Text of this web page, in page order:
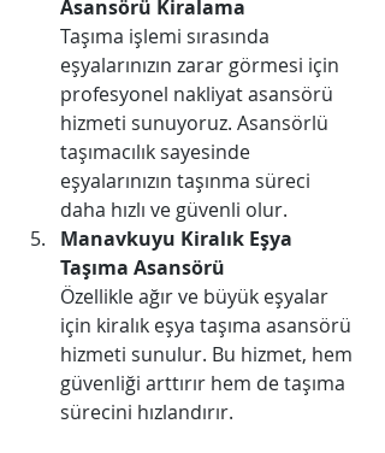
Asansörü Kiralama
Taşıma işlemi sırasında
eşyalarınızın zarar görmesi için
profesyonel nakliyat asansörü
hizmeti sunuyoruz. Asansörlü
taşımacılık sayesinde
eşyalarınızın taşınma süreci
daha hızlı ve güvenli olur.
Manavkuyu ​​Kiralık Eşya
Taşıma Asansörü
Özellikle ağır ve büyük eşyalar
için kiralık eşya taşıma asansörü
hizmeti sunulur. Bu hizmet, hem
güvenliği arttırır hem de taşıma
sürecini hızlandırır.